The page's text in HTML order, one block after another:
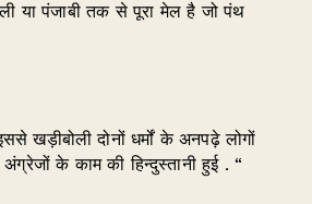
या पंजाबी तक से पूरा मेल है जो पंथ
खड़ीबोली दोनों धर्मों के अनपढ़े लोगों
के काम की हिन्दुस्तानी हुई . “